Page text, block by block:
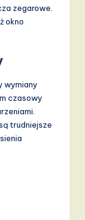
zegarowe.
okno
wymiany
czasowy
trudniejsze